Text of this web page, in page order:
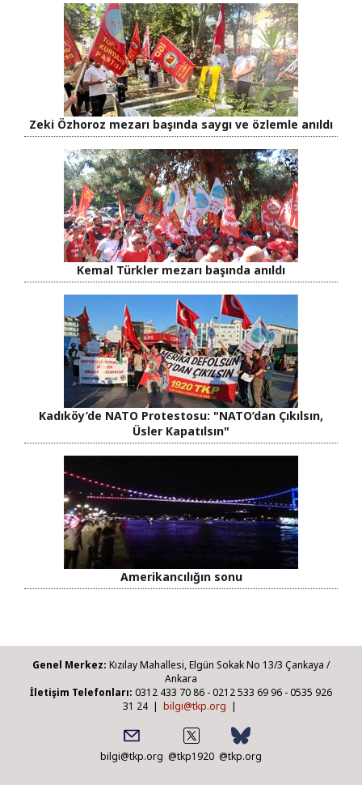
Zeki Özhoroz mezarı başında saygı ve özlemle anıldı
Kemal Türkler mezarı başında anıldı
Kadıköy’de NATO Protestosu: "NATO’dan Çıkılsın,
Üsler Kapatılsın"
Amerikancılığın sonu
Genel Merkez: Kızılay Mahallesi, Elgün Sokak No 13/3 Çankaya /
Ankara
İletişim Telefonları: 0312 433 70 86 - 0212 533 69 96 - 0535 926
31 24 | bilgi@tkp.org |
bilgi@tkp.org @tkp1920 @tkp.org